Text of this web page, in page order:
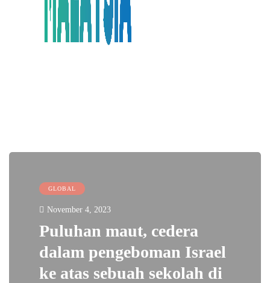
GLOBAL
November 4, 2023
Puluhan maut, cedera
dalam pengeboman Israel
ke atas sebuah sekolah di